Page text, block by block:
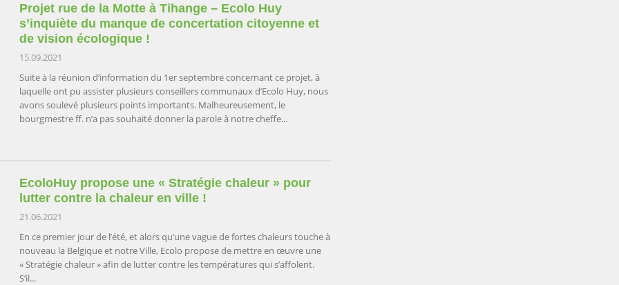
Projet rue de la Motte à Tihange – Ecolo Huy
s’inquiète du manque de concertation citoyenne et
de vision écologique !
15.09.2021
Suite à la réunion d’information du 1er septembre concernant ce projet, à
laquelle ont pu assister plusieurs conseillers communaux d’Ecolo Huy, nous
avons soulevé plusieurs points importants. Malheureusement, le
bourgmestre ff. n’a pas souhaité donner la parole à notre cheffe...
EcoloHuy propose une « Stratégie chaleur » pour
lutter contre la chaleur en ville !
21.06.2021
En ce premier jour de l’été, et alors qu’une vague de fortes chaleurs touche à
nouveau la Belgique et notre Ville, Ecolo propose de mettre en œuvre une
« Stratégie chaleur » afin de lutter contre les températures qui s’affolent.
S’il...